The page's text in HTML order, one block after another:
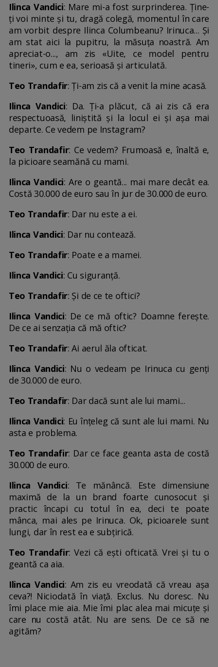
Ilinca Vandici: Mare mi-a fost surprinderea. Ține-
ți voi minte și tu, dragă colegă, momentul în care
am vorbit despre Ilinca Columbeanu? Irinuca... Și
am stat aici la pupitru, la măsuța noastră. Am
apreciat-o..., am zis «Uite, ce model pentru
tineri», cum e ea, serioasă și articulată.
Teo Trandafir: Ți-am zis că a venit la mine acasă.
Ilinca Vandici: Da. Ți-a plăcut, că ai zis că era
respectuoasă, liniștită și la locul ei și așa mai
departe. Ce vedem pe Instagram?
Teo Trandafir: Ce vedem? Frumoasă e, înaltă e,
la picioare seamănă cu mami.
Ilinca Vandici: Are o geantă... mai mare decât ea.
Costă 30.000 de euro sau în jur de 30.000 de euro.
Teo Trandafir: Dar nu este a ei.
Ilinca Vandici: Dar nu contează.
Teo Trandafir: Poate e a mamei.
Ilinca Vandici: Cu siguranță.
Teo Trandafir: Și de ce te oftici?
Ilinca Vandici: De ce mă oftic? Doamne ferește.
De ce ai senzația că mă oftic?
Teo Trandafir: Ai aerul ăla ofticat.
Ilinca Vandici: Nu o vedeam pe Irinuca cu genți
de 30.000 de euro.
Teo Trandafir: Dar dacă sunt ale lui mami...
Ilinca Vandici: Eu înțeleg că sunt ale lui mami. Nu
asta e problema.
Teo Trandafir: Dar ce face geanta asta de costă
30.000 de euro.
Ilinca Vandici: Te mănâncă. Este dimensiune
maximă de la un brand foarte cunosocut și
practic încapi cu totul în ea, deci te poate
mânca, mai ales pe Irinuca. Ok, picioarele sunt
lungi, dar în rest ea e subțirică.
Teo Trandafir: Vezi că ești ofticată. Vrei și tu o
geantă ca aia.
Ilinca Vandici: Am zis eu vreodată că vreau așa
ceva?! Niciodată în viață. Exclus. Nu doresc. Nu
îmi place mie aia. Mie îmi plac alea mai micuțe și
care nu costă atât. Nu are sens. De ce să ne
agităm?